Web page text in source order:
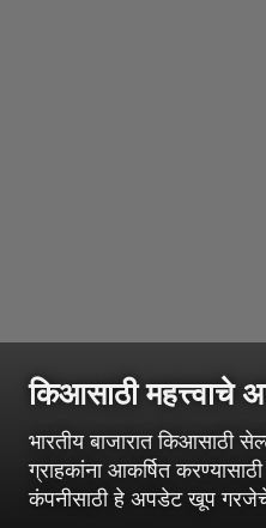
किआसाठी महत्त्वाचे
भारतीय बाजारात किआसाठी
ग्राहकांना आकर्षित
कंपनीसाठी हे अपडेट खूप